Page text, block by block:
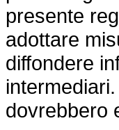
presente
adottare
diffondere
dovrebbero